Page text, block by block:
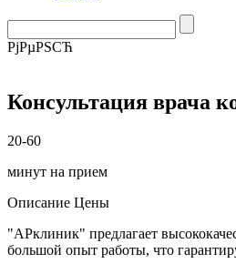
РјРµРЅСЋ
Консультация врача
20-60
минут на прием
Описание Цены
"АРклиник" предлагает
большой опыт работы, что